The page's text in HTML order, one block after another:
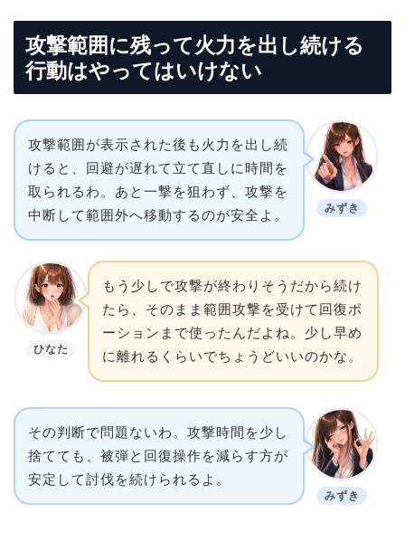
攻撃範囲に残って火力を出し続ける
行動はやってはいけない
みずき
攻撃範囲が表示された後も火力を出し続
けると、回避が遅れて立て直しに時間を
取られるわ。あと一撃を狙わず、攻撃を
中断して範囲外へ移動するのが安全よ。
ひなた
もう少しで攻撃が終わりそうだから続け
たら、そのまま範囲攻撃を受けて回復ポ
ーションまで使ったんだよね。少し早め
に離れるくらいでちょうどいいのかな。
みずき
その判断で問題ないわ。攻撃時間を少し
捨てても、被弾と回復操作を減らす方が
安定して討伐を続けられるよ。